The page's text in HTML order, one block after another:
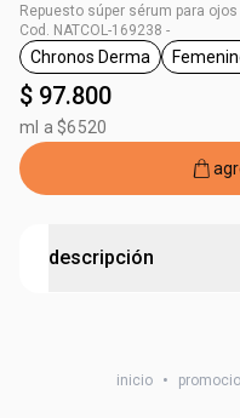
Repuesto súper sérum para
Cod. NATCOL-169238 -
general.tag
Chronos Derma
$ 97.800
ml a $6520
descripción
inicio •